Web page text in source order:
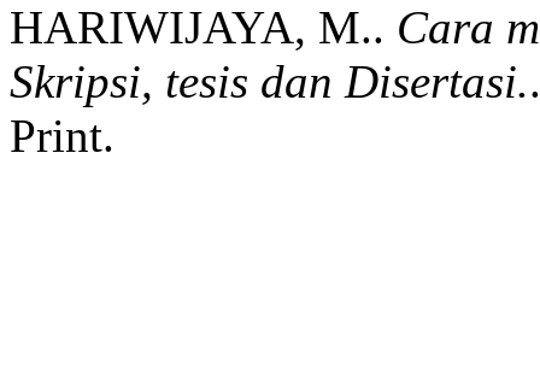
HARIWIJAYA, M.. Cara
Skripsi, tesis dan Disertasi..
Print.